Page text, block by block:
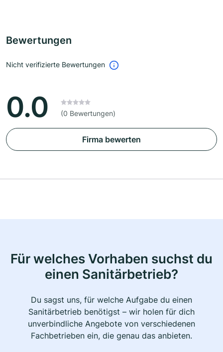
Bewertungen
Nicht verifizierte Bewertungen
0.0 (0 Bewertungen)
Firma bewerten
Für welches Vorhaben suchst du
einen Sanitärbetrieb?
Du sagst uns, für welche Aufgabe du einen
Sanitärbetrieb benötigst – wir holen für dich
unverbindliche Angebote von verschiedenen
Fachbetrieben ein, die genau das anbieten.